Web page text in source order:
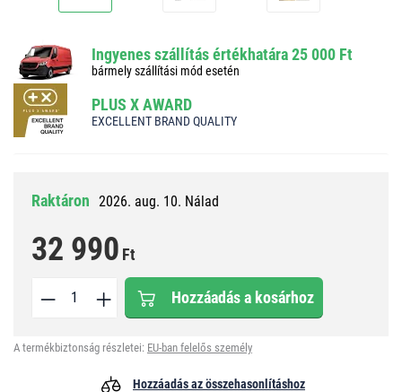
Ingyenes szállítás értékhatára 25 000 Ft
bármely szállítási mód esetén
PLUS X AWARD
EXCELLENT BRAND QUALITY
Raktáron 2026. aug. 10. Nálad
32 990 Ft
Hozzáadás a kosárhoz
A termékbiztonság részletei: EU-ban felelős személy
Hozzáadás az összehasonlításhoz